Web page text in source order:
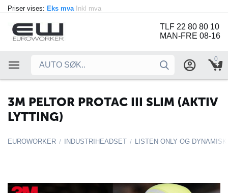
Priser vises: Eks mva Inkl mva
TLF 22 80 80 10
MAN-FRE 08-16
0
3M PELTOR PROTAC III SLIM (AKTIV
LYTTING)
EUROWORKER / INDUSTRIHEADSET / LISTEN ONLY OG